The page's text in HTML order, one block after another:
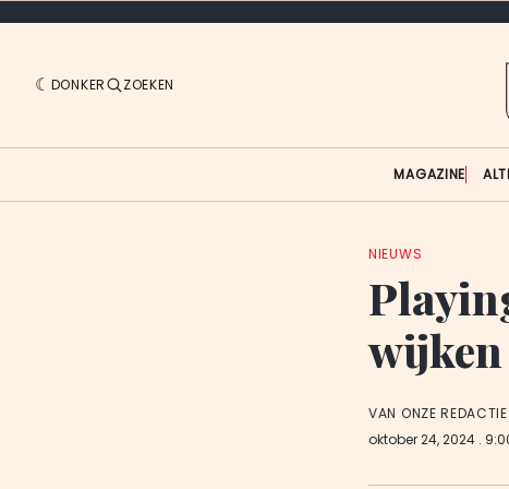
DONKER ZOEKEN
MAGAZINE
NIEUWS
VAN ONZE REDACTIE
oktober 24, 2024 .